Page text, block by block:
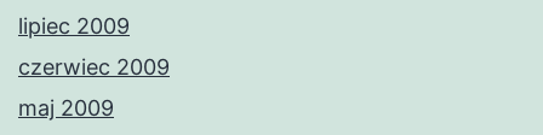
lipiec 2009
czerwiec 2009
maj 2009